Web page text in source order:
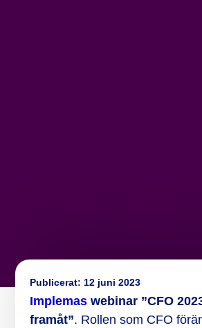
Publicerat: 12 juni 2023
Implemas webinar ”CFO
framåt”. Rollen som CFO